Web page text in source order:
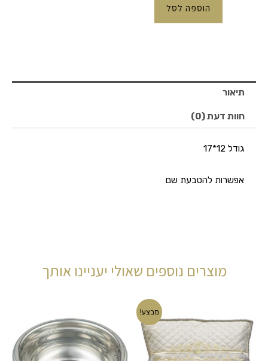
"מלכותי"
הוספה לסל
תיאור
חוות דעת (0)
גודל 12*17
אפשרות להטבעת שם
מוצרים נוספים שאולי יעניינו אותך
מבצע!
המקורי
היה:
₪115.00.
המחיר
הנוכחי
הוא:
₪90.00.